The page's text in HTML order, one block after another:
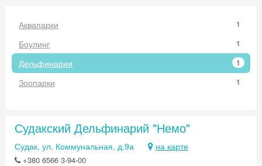
Аквапарки 1
Боулинг 1
Дельфинарии 1
Зоопарки 1
Судакский Дельфинарий "Немо"
Судак, ул. Коммунальная, д.9а на карте
+380 6566 3-94-00